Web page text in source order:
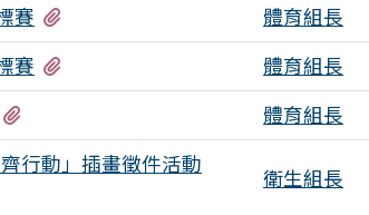
賽 體育組長
賽 體育組長
體育組長
行動」插畫徵件活動
衛生組長